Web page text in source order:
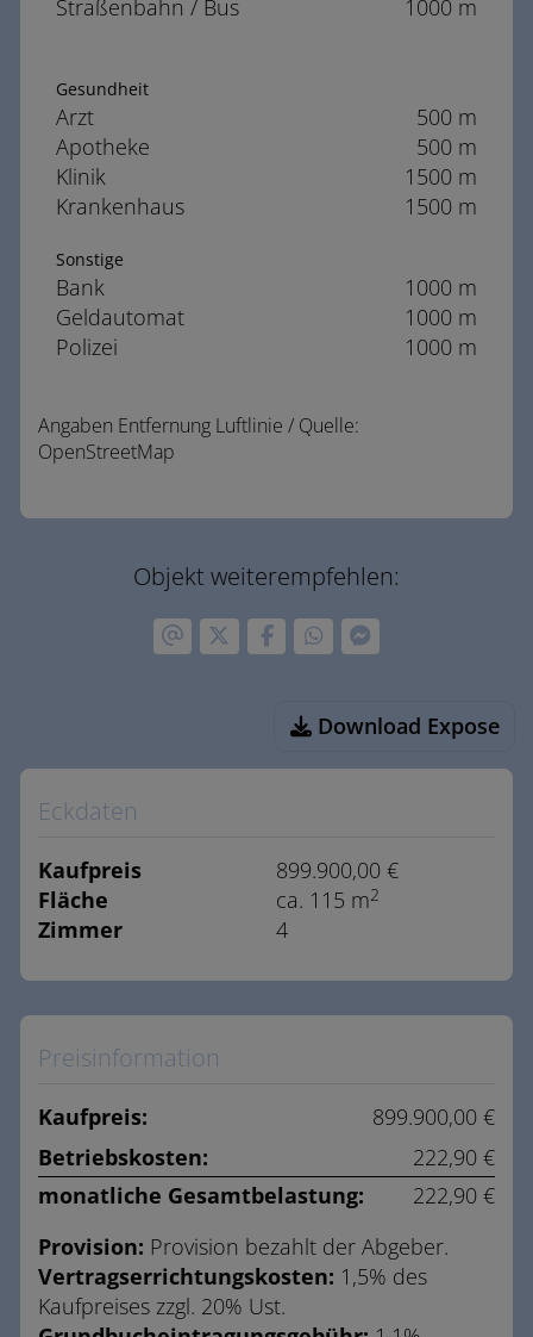
Straßenbahn / Bus 1000 m
Gesundheit
Arzt
500 m
Apotheke
500 m
Klinik
1500 m
Krankenhaus
1500 m
Sonstige
Bank
1000 m
Geldautomat
1000 m
Polizei
1000 m
Angaben Entfernung Luftlinie / Quelle:
OpenStreetMap
Objekt weiterempfehlen:
Download Expose
Eckdaten
Kaufpreis
899.900,00 €
Fläche
ca. 115 m2
Zimmer 4
Preisinformation
Kaufpreis:
899.900,00 €
Betriebskosten:
222,90 €
monatliche Gesamtbelastung:
222,90 €
Provision: Provision bezahlt der Abgeber.
Vertragserrichtungskosten: 1,5% des
Kaufpreises zzgl. 20% Ust.